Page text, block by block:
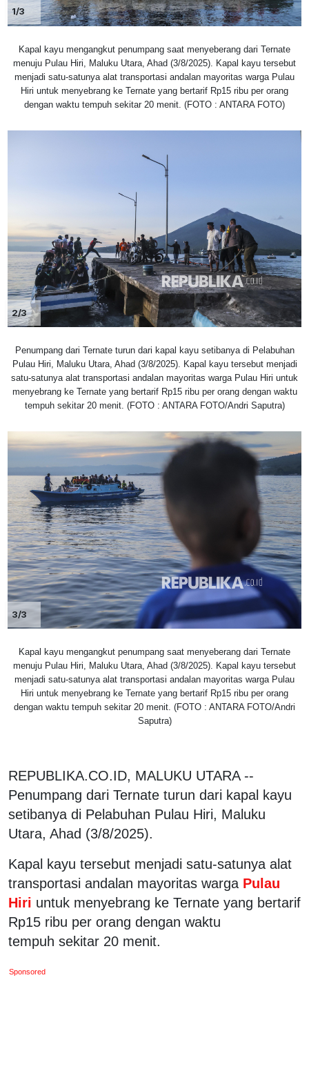
1/3
Kapal kayu mengangkut penumpang saat menyeberang dari Ternate
menuju Pulau Hiri, Maluku Utara, Ahad (3/8/2025). Kapal kayu tersebut
menjadi satu-satunya alat transportasi andalan mayoritas warga Pulau
Hiri untuk menyebrang ke Ternate yang bertarif Rp15 ribu per orang
dengan waktu tempuh sekitar 20 menit. (FOTO : ANTARA FOTO)
2/3
Penumpang dari Ternate turun dari kapal kayu setibanya di Pelabuhan
Pulau Hiri, Maluku Utara, Ahad (3/8/2025). Kapal kayu tersebut menjadi
satu-satunya alat transportasi andalan mayoritas warga Pulau Hiri untuk
menyebrang ke Ternate yang bertarif Rp15 ribu per orang dengan waktu
tempuh sekitar 20 menit. (FOTO : ANTARA FOTO/Andri Saputra)
3/3
Kapal kayu mengangkut penumpang saat menyeberang dari Ternate
menuju Pulau Hiri, Maluku Utara, Ahad (3/8/2025). Kapal kayu tersebut
menjadi satu-satunya alat transportasi andalan mayoritas warga Pulau
Hiri untuk menyebrang ke Ternate yang bertarif Rp15 ribu per orang
dengan waktu tempuh sekitar 20 menit. (FOTO : ANTARA FOTO/Andri
Saputra)
REPUBLIKA.CO.ID, MALUKU UTARA --
Penumpang dari Ternate turun dari kapal kayu
setibanya di Pelabuhan Pulau Hiri, Maluku
Utara, Ahad (3/8/2025).
Kapal kayu tersebut menjadi satu-satunya alat
transportasi andalan mayoritas warga Pulau
Hiri untuk menyebrang ke Ternate yang bertarif
Rp15 ribu per orang dengan waktu
tempuh sekitar 20 menit.
Sponsored